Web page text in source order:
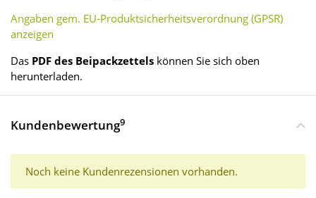
Angaben gem. EU-Produktsicherheitsverordnung (GPSR)
anzeigen
Das PDF des Beipackzettels können Sie sich oben
herunterladen.
Kundenbewertung9
Noch keine Kundenrezensionen vorhanden.